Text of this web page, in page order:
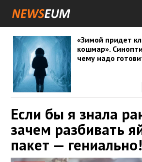
«Зимой придет
кошмар».
чему надо
Если бы я знала
зачем разбивать
пакет — гениально!